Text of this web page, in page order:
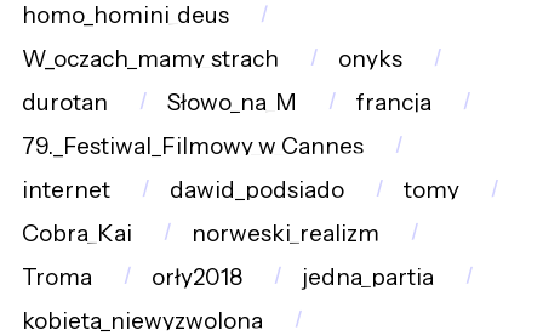
homo_homini_deus
W_oczach_mamy_strach
onyks
durotan
Słowo_na_M
francja
79._Festiwal_Filmowy_w_Cannes
internet
dawid_podsiado
tomy
Cobra_Kai
norweski_realizm
Troma
orły2018
jedna_partia
kobieta_niewyzwolona